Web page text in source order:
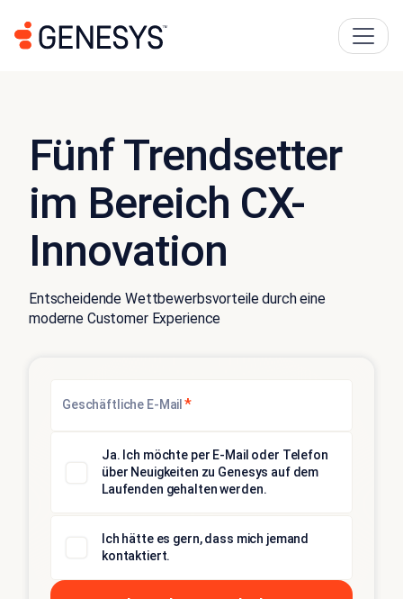
Fünf Trendsetter
im Bereich CX-
Innovation
Entscheidende Wettbewerbsvorteile durch eine
moderne Customer Experience
Geschäftliche E-Mail *
Ja. Ich möchte per E-Mail oder Telefon
über Neuigkeiten zu Genesys auf dem
Laufenden gehalten werden.
Ich hätte es gern, dass mich jemand
kontaktiert.